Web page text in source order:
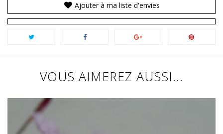
Ajouter à ma liste d'envies
VOUS AIMEREZ AUSSI...